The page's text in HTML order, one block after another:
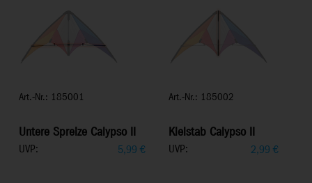
Art.-Nr.: 185001
Untere Spreize Calypso II
UVP: 5,99 €
Art.-Nr.: 185002
Kielstab Calypso II
UVP: 2,99 €